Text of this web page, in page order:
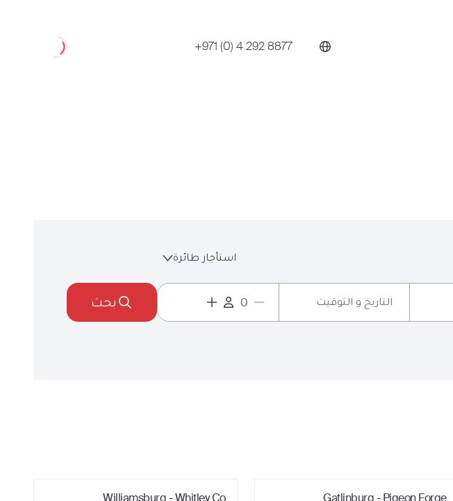
+971 (0) 4 292 8877
Loading
استأجار طائرة
التاريخ و التوقيت بحث
Gatlinburg - Pigeon Forge
Williamsburg - Whitley Co